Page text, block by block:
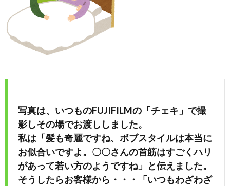
写真は、いつものFUJIFILMの「チェキ」で撮
影しその場でお渡ししました。
私は「髪も奇麗ですね、ボブスタイルは本当に
お似合いですよ。〇〇さんの首筋はすごくハリ
があって若い方のようですね」と伝えました。
そうしたらお客様から・・・「いつもわざわざ